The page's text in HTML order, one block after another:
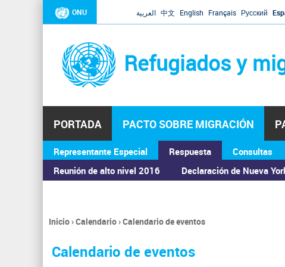
ONU العربية 中文 English Français Русский
Refugiados y
PORTADA PACTO SOBRE MIGRACIÓN
Representante Especial
Respuesta
Reunión de alto nivel 2016
Declaración de Nueva
Consultas
ASAMBLEA GENERAL
Se
encuentra
usted
Inicio›Calendario›Calendario de eventos
Calendario de eventos